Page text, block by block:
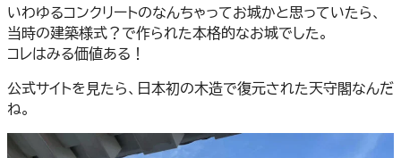
いわゆるコンクリートのなんちゃってお城かと思っていたら、
当時の建築様式？で作られた本格的なお城でした。
コレはみる価値ある！
公式サイトを見たら、日本初の木造で復元された天守閣なんだ
ね。